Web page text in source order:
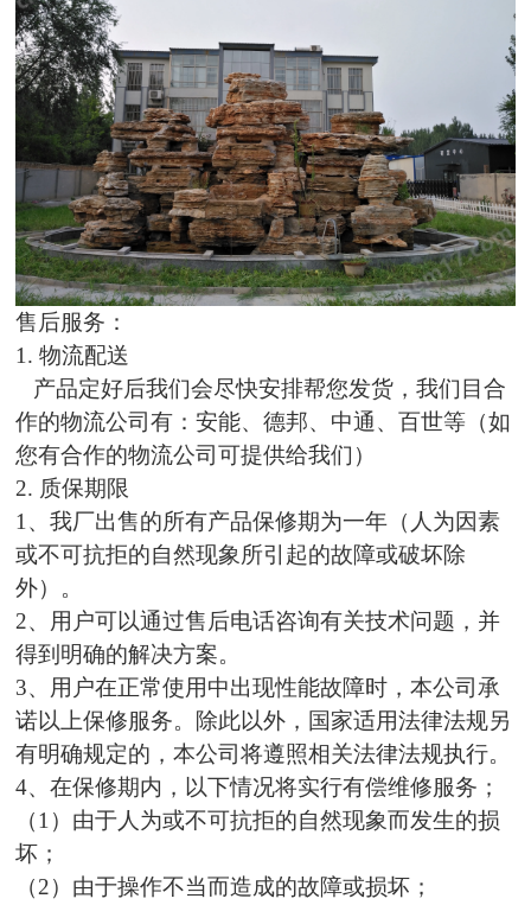
售后服务：
1. 物流配送
产品定好后我们会尽快安排帮您发货，我们目合
作的物流公司有：安能、德邦、中通、百世等（如
您有合作的物流公司可提供给我们）
2. 质保期限
1、我厂出售的所有产品保修期为一年（人为因素
或不可抗拒的自然现象所引起的故障或破坏除
外）。
2、用户可以通过售后电话咨询有关技术问题，并
得到明确的解决方案。
3、用户在正常使用中出现性能故障时，本公司承
诺以上保修服务。除此以外，国家适用法律法规另
有明确规定的，本公司将遵照相关法律法规执行。
4、在保修期内，以下情况将实行有偿维修服务；
（1）由于人为或不可抗拒的自然现象而发生的损
坏；
（2）由于操作不当而造成的故障或损坏；